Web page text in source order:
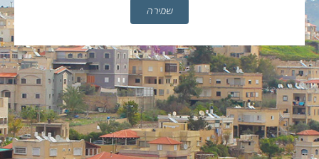
שמירה